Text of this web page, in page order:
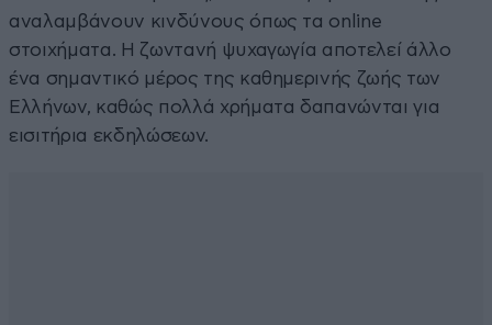
αναλαμβάνουν κινδύνους όπως τα online
στοιχήματα. Η ζωντανή ψυχαγωγία αποτελεί άλλο
ένα σημαντικό μέρος της καθημερινής ζωής των
Ελλήνων, καθώς πολλά χρήματα δαπανώνται για
εισιτήρια εκδηλώσεων.